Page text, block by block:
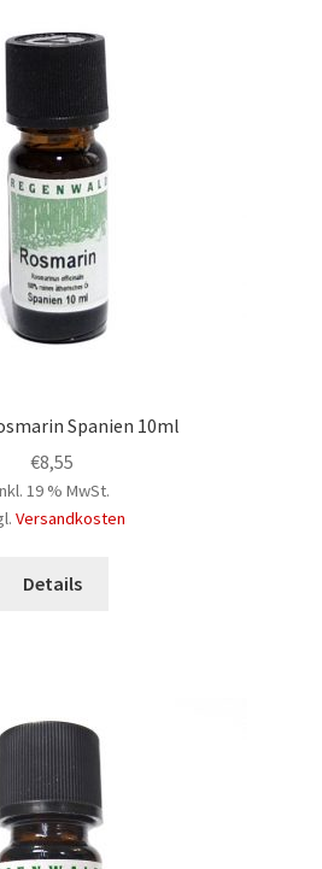
Spanien 10ml
€8,55
19 % MwSt.
Versandkosten
Details